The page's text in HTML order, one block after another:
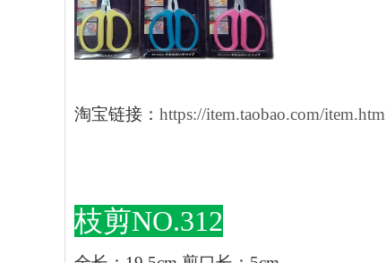
淘宝链接： https://item.taobao.com/
枝剪NO.312